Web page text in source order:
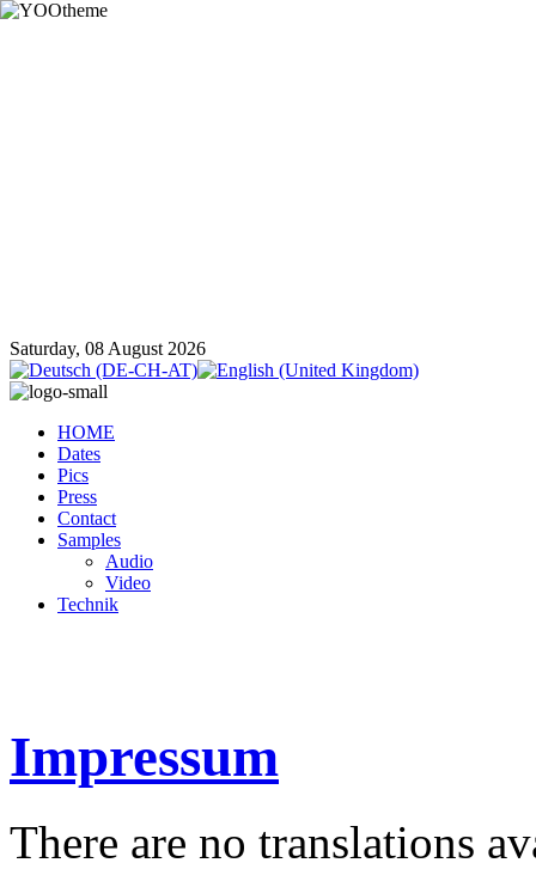
Saturday, 08 August 2026
HOME
Dates
Pics
Press
Contact
Samples
Audio
Video
Technik
Impressum
There are no translations